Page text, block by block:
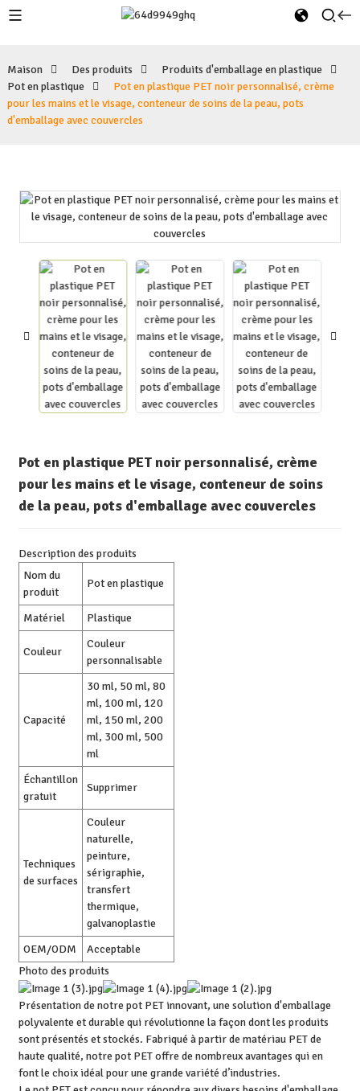
Maison Des produits
Produits d'emballage en plastique
Pot en plastique
Pot en plastique PET noir personnalisé, crème
pour les mains et le visage, conteneur de soins de la peau, pots
d'emballage avec couvercles
Pot en plastique PET noir personnalisé, crème
pour les mains et le visage, conteneur de soins
de la peau, pots d'emballage avec couvercles
Description des produits
Nom du
produit
Pot en plastique
Matériel Plastique
Couleur
Couleur
personnalisable
Capacité
30 ml, 50 ml, 80
ml, 100 ml, 120
ml, 150 ml, 200
ml, 300 ml, 500
ml
Échantillon
gratuit
Supprimer
Techniques
de surfaces
Couleur
naturelle,
peinture,
sérigraphie,
transfert
thermique,
galvanoplastie
OEM/ODM
Acceptable
Photo des produits
Présentation de notre pot PET innovant, une solution d'emballage
polyvalente et durable qui révolutionne la façon dont les produits
sont présentés et stockés. Fabriqué à partir de matériau PET de
haute qualité, notre pot PET offre de nombreux avantages qui en
font le choix idéal pour une grande variété d’industries.